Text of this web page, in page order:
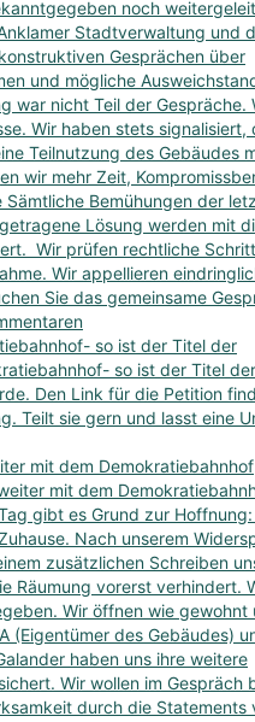
so ist der Titel der
mit dem Demokratiebahnhof